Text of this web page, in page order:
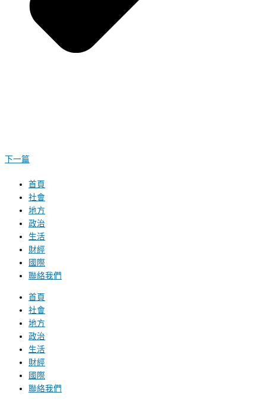
下一篇
首頁
社會
地方
政治
生活
財經
國際
聯絡我們
首頁
社會
地方
政治
生活
財經
國際
聯絡我們